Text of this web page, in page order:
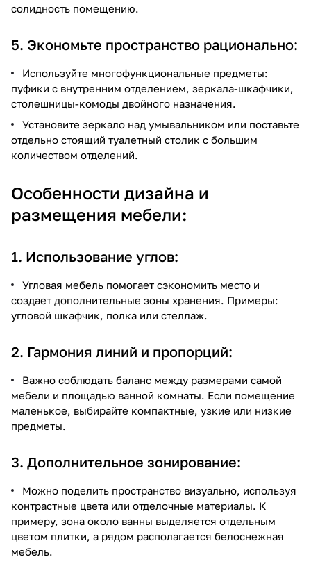
солидность помещению.
5. Экономьте пространство рационально:
Используйте многофункциональные предметы:
пуфики с внутренним отделением, зеркала-шкафчики,
столешницы-комоды двойного назначения.
Установите зеркало над умывальником или поставьте
отдельно стоящий туалетный столик с большим
количеством отделений.
Особенности дизайна и
размещения мебели:
1. Использование углов:
Угловая мебель помогает сэкономить место и
создает дополнительные зоны хранения. Примеры:
угловой шкафчик, полка или стеллаж.
2. Гармония линий и пропорций:
Важно соблюдать баланс между размерами самой
мебели и площадью ванной комнаты. Если помещение
маленькое, выбирайте компактные, узкие или низкие
предметы.
3. Дополнительное зонирование:
Можно поделить пространство визуально, используя
контрастные цвета или отделочные материалы. К
примеру, зона около ванны выделяется отдельным
цветом плитки, а рядом располагается белоснежная
мебель.